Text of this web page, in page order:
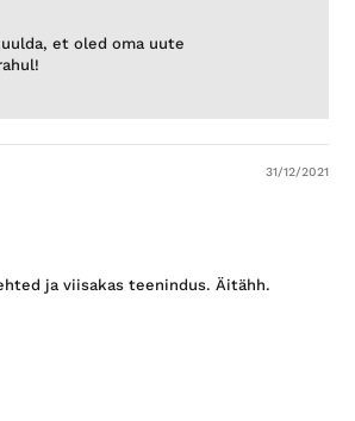
et oled oma uute
31/12/2021
ja viisakas teenindus. Äitähh.